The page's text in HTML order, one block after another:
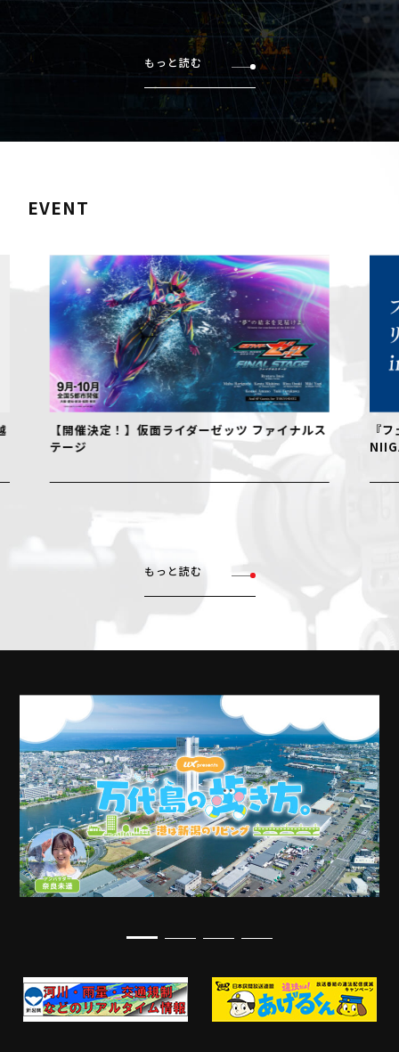
もっと読む
EVENT
【開催決定！】仮面ライダーゼッツ ファイナルス
テージ
『フェ
もっと読む